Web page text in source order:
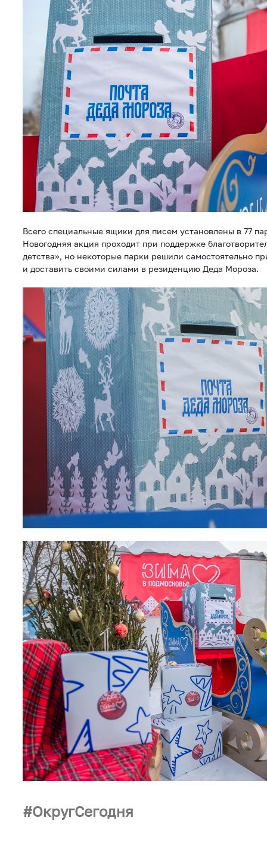
Всего специальные ящики для писем установлены в 77
Новогодняя акция проходит при поддержке
детства», но некоторые парки решили самостоятельно
и доставить своими силами в резиденцию Деда Мороза.
ОкругСегодня